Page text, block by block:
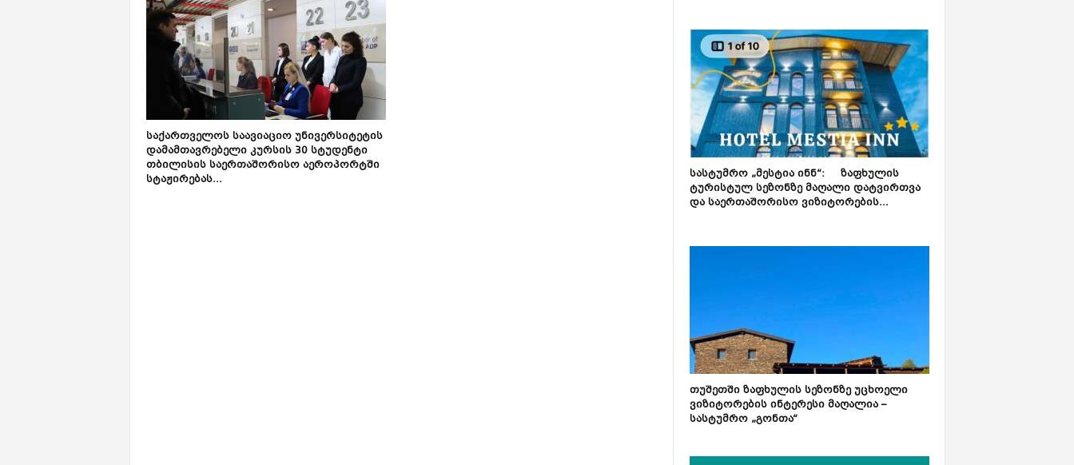
საქართველოს საავიაციო უნივერსიტეტის
დამამთავრებელი კურსის 30 სტუდენტი
თბილისის საერთაშორისო აეროპორტში
სტაჟირებას...
სასტუმრო „მესტია ინნ“: ზაფხულის
ტურისტულ სეზონზე მაღალი დატვირთვა
და საერთაშორისო ვიზიტორების...
თუშეთში ზაფხულის სეზონზე უცხოელი
ვიზიტორების ინტერესი მაღალია –
სასტუმრო „გონთა“